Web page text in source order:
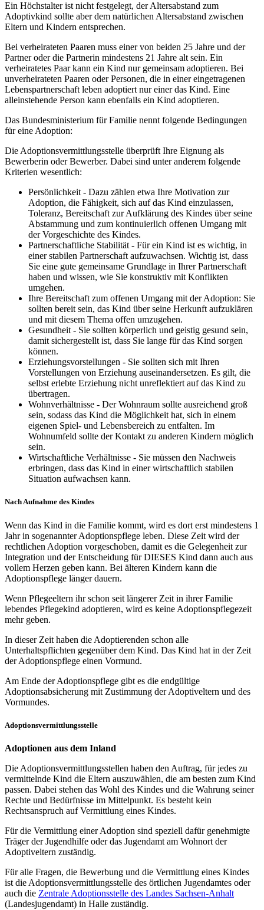
Ein Höchstalter ist nicht festgelegt, der Altersabstand zum
Adoptivkind sollte aber dem natürlichen Altersabstand zwischen
Eltern und Kindern entsprechen.
Bei verheirateten Paaren muss einer von beiden 25 Jahre und der
Partner oder die Partnerin mindestens 21 Jahre alt sein. Ein
verheiratetes Paar kann ein Kind nur gemeinsam adoptieren. Bei
unverheirateten Paaren oder Personen, die in einer eingetragenen
Lebenspartnerschaft leben adoptiert nur einer das Kind. Eine
alleinstehende Person kann ebenfalls ein Kind adoptieren.
Das Bundesministerium für Familie nennt folgende Bedingungen
für eine Adoption:
Die Adoptionsvermittlungsstelle überprüft Ihre Eignung als
Bewerberin oder Bewerber. Dabei sind unter anderem folgende
Kriterien wesentlich:
Persönlichkeit - Dazu zählen etwa Ihre Motivation zur
Adoption, die Fähigkeit, sich auf das Kind einzulassen,
Toleranz, Bereitschaft zur Aufklärung des Kindes über seine
Abstammung und zum kontinuierlich offenen Umgang mit
der Vorgeschichte des Kindes.
Partnerschaftliche Stabilität - Für ein Kind ist es wichtig, in
einer stabilen Partnerschaft aufzuwachsen. Wichtig ist, dass
Sie eine gute gemeinsame Grundlage in Ihrer Partnerschaft
haben und wissen, wie Sie konstruktiv mit Konflikten
umgehen.
Ihre Bereitschaft zum offenen Umgang mit der Adoption: Sie
sollten bereit sein, das Kind über seine Herkunft aufzuklären
und mit diesem Thema offen umzugehen.
Gesundheit - Sie sollten körperlich und geistig gesund sein,
damit sichergestellt ist, dass Sie lange für das Kind sorgen
können.
Erziehungsvorstellungen - Sie sollten sich mit Ihren
Vorstellungen von Erziehung auseinandersetzen. Es gilt, die
selbst erlebte Erziehung nicht unreflektiert auf das Kind zu
übertragen.
Wohnverhältnisse - Der Wohnraum sollte ausreichend groß
sein, sodass das Kind die Möglichkeit hat, sich in einem
eigenen Spiel- und Lebensbereich zu entfalten. Im
Wohnumfeld sollte der Kontakt zu anderen Kindern möglich
sein.
Wirtschaftliche Verhältnisse - Sie müssen den Nachweis
erbringen, dass das Kind in einer wirtschaftlich stabilen
Situation aufwachsen kann.
Nach Aufnahme des Kindes
Wenn das Kind in die Familie kommt, wird es dort erst mindestens 1
Jahr in sogenannter Adoptionspflege leben. Diese Zeit wird der
rechtlichen Adoption vorgeschoben, damit es die Gelegenheit zur
Integration und der Entscheidung für DIESES Kind dann auch aus
vollem Herzen geben kann. Bei älteren Kindern kann die
Adoptionspflege länger dauern.
Wenn Pflegeeltern ihr schon seit längerer Zeit in ihrer Familie
lebendes Pflegekind adoptieren, wird es keine Adoptionspflegezeit
mehr geben.
In dieser Zeit haben die Adoptierenden schon alle
Unterhaltspflichten gegenüber dem Kind. Das Kind hat in der Zeit
der Adoptionspflege einen Vormund.
Am Ende der Adoptionspflege gibt es die endgültige
Adoptionsabsicherung mit Zustimmung der Adoptiveltern und des
Vormundes.
Adoptionsvermittlungsstelle
Adoptionen aus dem Inland
Die Adoptionsvermittlungsstellen haben den Auftrag, für jedes zu
vermittelnde Kind die Eltern auszuwählen, die am besten zum Kind
passen. Dabei stehen das Wohl des Kindes und die Wahrung seiner
Rechte und Bedürfnisse im Mittelpunkt. Es besteht kein
Rechtsanspruch auf Vermittlung eines Kindes.
Für die Vermittlung einer Adoption sind speziell dafür genehmigte
Träger der Jugendhilfe oder das Jugendamt am Wohnort der
Adoptiveltern zuständig.
Für alle Fragen, die Bewerbung und die Vermittlung eines Kindes
ist die Adoptionsvermittlungsstelle des örtlichen Jugendamtes oder
auch die Zentrale Adoptionsstelle des Landes Sachsen-Anhalt
(Landesjugendamt) in Halle zuständig.